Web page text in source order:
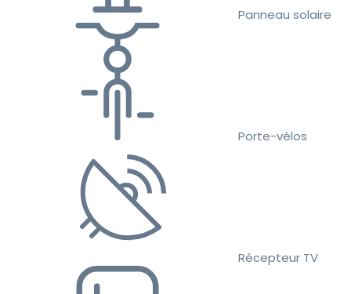
Panneau solaire
Porte-vélos
Récepteur TV